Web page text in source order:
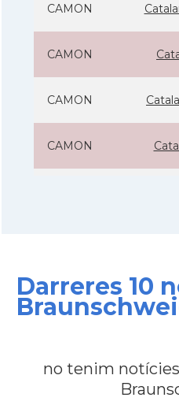
CAMON
CAMON
CAMON
CAMON
CAMON
CAMON
Darreres 10
no tenim